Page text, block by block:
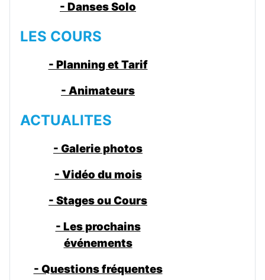
- Danses Solo
LES COURS
- Planning et Tarif
- Animateurs
ACTUALITES
- Galerie photos
- Vidéo du mois
- Stages ou Cours
- Les prochains
événements
- Questions fréquentes